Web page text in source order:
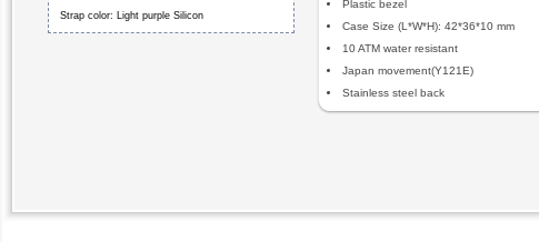
Strap color: Light purple Silicon
Plastic bezel
Case Size (L*W*H): 42*36*10 mm
10 ATM water resistant
Japan movement(Y121E)
Stainless steel back